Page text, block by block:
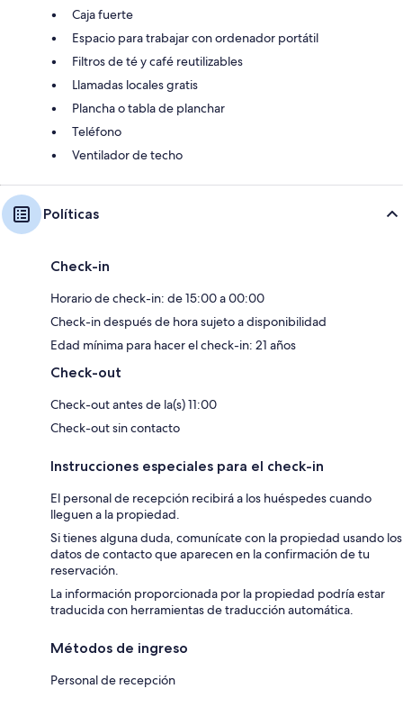
Caja fuerte
Espacio para trabajar con ordenador portátil
Filtros de té y café reutilizables
Llamadas locales gratis
Plancha o tabla de planchar
Teléfono
Ventilador de techo
Políticas
Check-in
Horario de check-in: de 15:00 a 00:00
Check-in después de hora sujeto a disponibilidad
Edad mínima para hacer el check-in: 21 años
Check-out
Check-out antes de la(s) 11:00
Check-out sin contacto
Instrucciones especiales para el check-in
El personal de recepción recibirá a los huéspedes cuando
lleguen a la propiedad.
Si tienes alguna duda, comunícate con la propiedad usando los
datos de contacto que aparecen en la confirmación de tu
reservación.
La información proporcionada por la propiedad podría estar
traducida con herramientas de traducción automática.
Métodos de ingreso
Personal de recepción